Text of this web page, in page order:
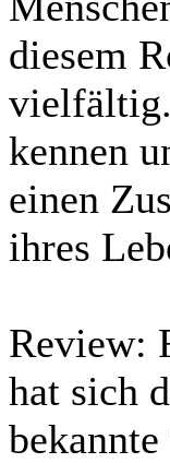
diesem
vielfältig.
kennen
einen
ihres
Review:
hat sich